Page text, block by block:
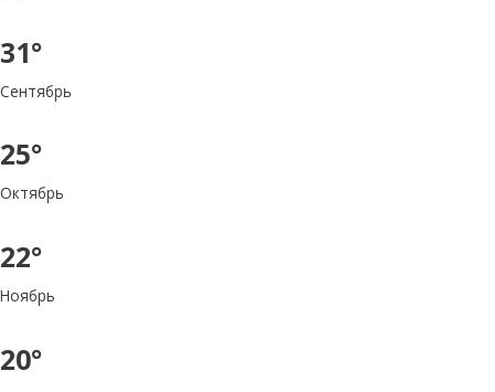
31°
Сентябрь
25°
Октябрь
22°
Ноябрь
20°